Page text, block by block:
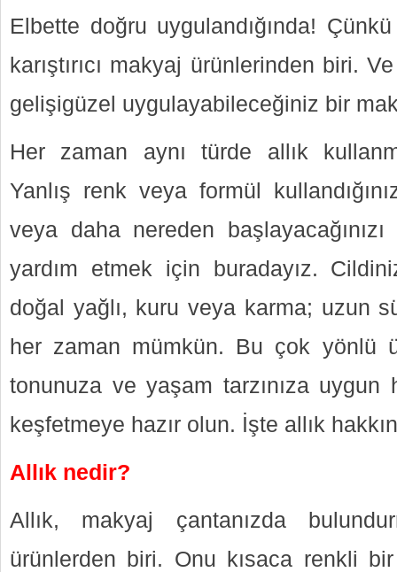
Elbette doğru uygulandığında!
karıştırıcı makyaj ürünlerinden biri.
gelişigüzel uygulayabileceğiniz bir
Her zaman aynı türde allık
Yanlış renk veya formül
veya daha nereden
yardım etmek için buradayız.
doğal yağlı, kuru veya karma; uzun
her zaman mümkün. Bu çok yönlü
tonunuza ve yaşam tarzınıza uygun
keşfetmeye hazır olun. İşte allık
Allık nedir?
Allık, makyaj çantanızda
ürünlerden biri. Onu kısaca renkli